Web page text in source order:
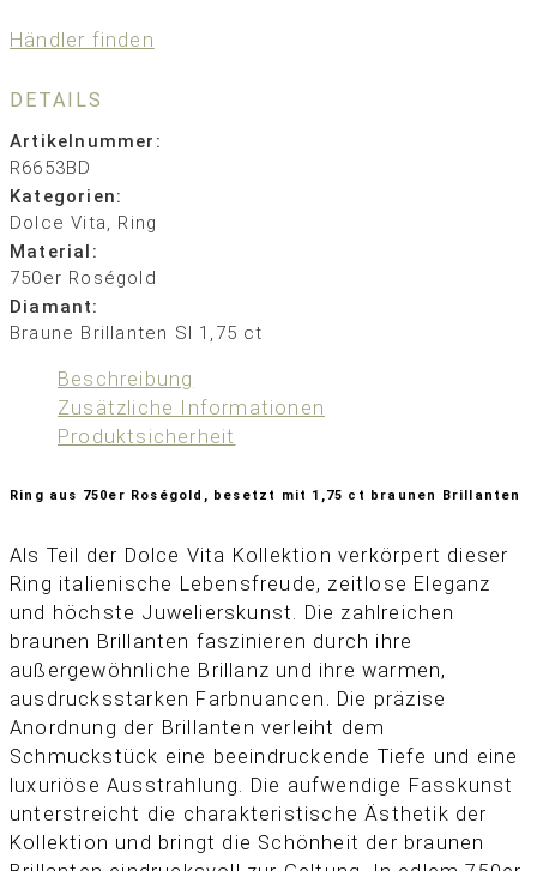
Händler finden
DETAILS
Artikelnummer:
R6653BD
Kategorien:
Dolce Vita, Ring
Material:
750er Roségold
Diamant:
Braune Brillanten SI 1,75 ct
Beschreibung
Zusätzliche Informationen
Produktsicherheit
Ring aus 750er Roségold, besetzt mit 1,75 ct braunen Brillanten
Als Teil der Dolce Vita Kollektion verkörpert dieser
Ring italienische Lebensfreude, zeitlose Eleganz
und höchste Juwelierskunst. Die zahlreichen
braunen Brillanten faszinieren durch ihre
außergewöhnliche Brillanz und ihre warmen,
ausdrucksstarken Farbnuancen. Die präzise
Anordnung der Brillanten verleiht dem
Schmuckstück eine beeindruckende Tiefe und eine
luxuriöse Ausstrahlung. Die aufwendige Fasskunst
unterstreicht die charakteristische Ästhetik der
Kollektion und bringt die Schönheit der braunen